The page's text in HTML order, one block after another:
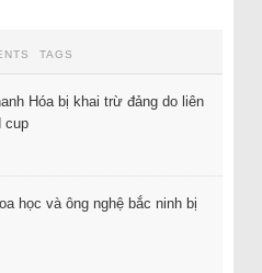
TAGS
Hóa bị khai trừ đảng do liên
cup
học và ông nghệ bắc ninh bị